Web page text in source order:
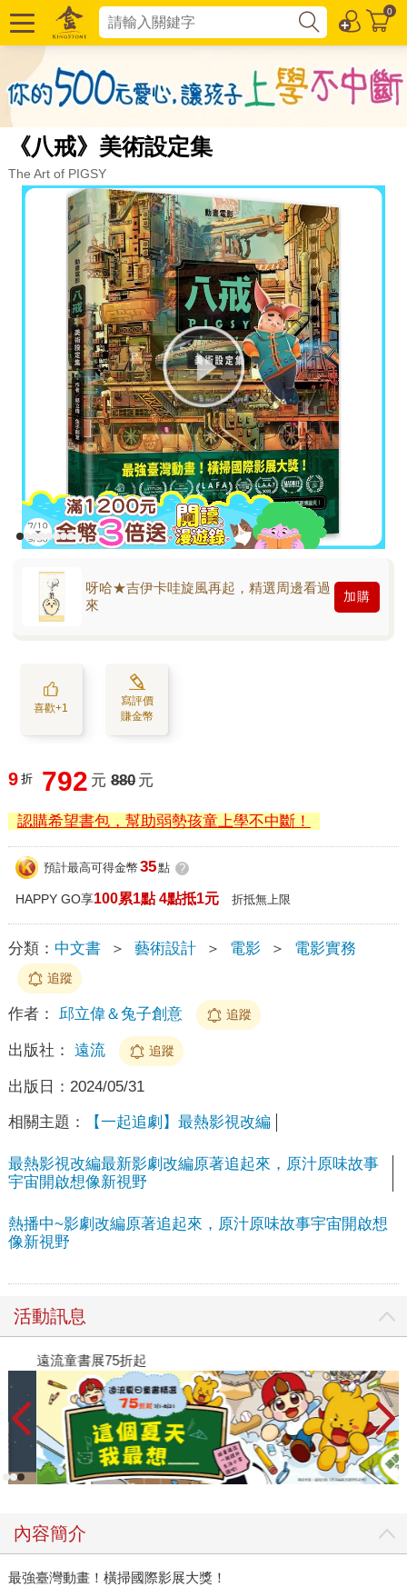
0
《八戒》美術設定集
The Art of PIGSY
呀哈★吉伊卡哇旋風再起，精選周邊看過
來
加購
喜歡+1
寫評價
賺金幣
9 折 792 元 880 元
認購希望書包，幫助弱勢孩童上學不中斷！
預計最高可得金幣 35點 ?
HAPPY GO享100累1點 4點抵1元 折抵無上限
分類： 中文書 ＞ 藝術設計 ＞ 電影 ＞ 電影實務
追蹤
作者： 邱立偉＆兔子創意 追蹤
出版社： 遠流 追蹤
出版日： 2024/05/31
相關主題： 【一起追劇】最熱影視改編
最熱影視改編最新影劇改編原著追起來，原汁原味故事
宇宙開啟想像新視野
熱播中~影劇改編原著追起來，原汁原味故事宇宙開啟想
像新視野
活動訊息
遠流童書展75折起
內容簡介
最強臺灣動畫！橫掃國際影展大獎！